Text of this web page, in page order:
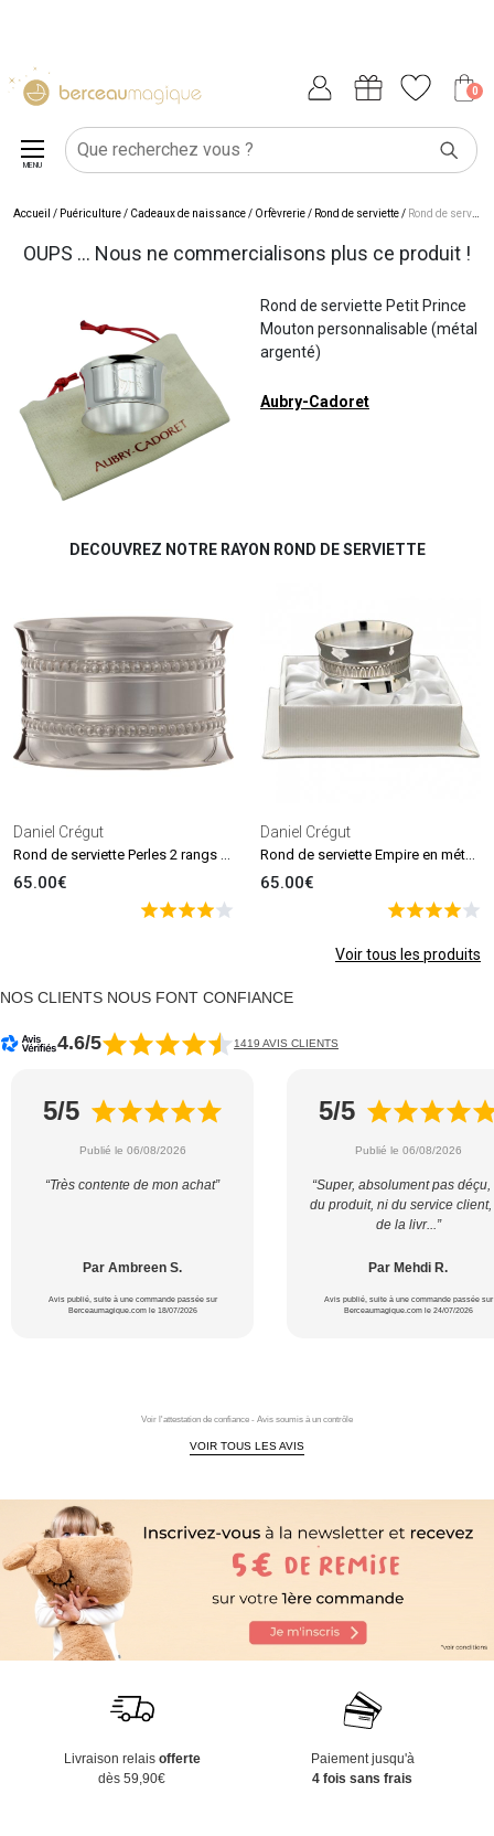
0
MENU
Accueil / Puériculture/ Cadeaux de naissance/ Orfèvrerie/ Rond de serviette/ Rond de serviette Petit Prince Mouton personnalisable (métal argenté)
OUPS ... Nous ne commercialisons plus ce produit !
Rond de serviette Petit Prince
Mouton personnalisable (métal
argenté)
Aubry-Cadoret
DECOUVREZ NOTRE RAYON ROND DE SERVIETTE
Daniel Crégut
65.00€
Daniel Crégut
65.00€
Voir tous les produits
NOS CLIENTS NOUS FONT CONFIANCE
4.6/5 1419 AVIS CLIENTS
5/5
Publié le 06/08/2026
“Très contente de mon achat”
Par Ambreen S.
Avis publié, suite à une commande passée sur
Berceaumagique.com le 18/07/2026
5/5
Publié le 06/08/2026
“Super, absolument pas déçu,
du produit, ni du service
de la livr...”
Par Mehdi R.
Avis publié, suite à une commande passée sur
Berceaumagique.com le 24/07/2026
Voir l'attestation de confiance - Avis soumis à un contrôle
VOIR TOUS LES AVIS
Livraison relais offerte
dès 59,90€
Paiement jusqu'à
4 fois sans frais